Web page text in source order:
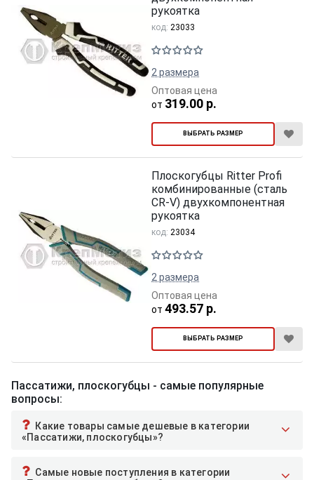
рукоятка
код: 23033
2 размера
ВЫБРАТЬ РАЗМЕР
от 319.00 р.
Оптовая цена
Плоскогубцы Ritter Profi
комбинированные (сталь
CR-V) двухкомпонентная
рукоятка
код: 23034
2 размера
ВЫБРАТЬ РАЗМЕР
от 493.57 р.
Оптовая цена
Пассатижи, плоскогубцы - самые популярные
вопросы:
Какие товары самые дешевые в категории
«Пассатижи, плоскогубцы»?
Самые новые поступления в категории